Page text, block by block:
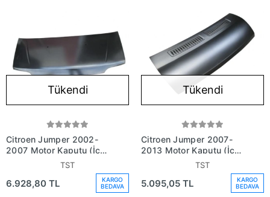
Tükendi
Citroen Jumper 2002-
2007 Motor Kaputu (İceli
- Çekomastikli) (Eagle
Body) (Oem No:7901K0)
TST
6.928,80 TL
KARGO
BEDAVA
Tükendi
Citroen Jumper 2007-
2013 Motor Kaputu (İceli
- Çekomastikli) (Eagle
Body) (Oem No:7901N8)
TST
5.095,05 TL
KARGO
BEDAVA